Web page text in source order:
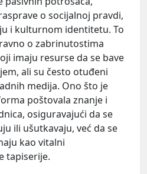
o socijalnoj pravdi,
i kulturnom identitetu. To
o zabrinutostima
imaju resurse da se bave
ali su često otuđeni
medija. Ono što je
poštovala znanje i
osiguravajući da se
ili ušutkavaju, već da se
kao vitalni
tapiserije.